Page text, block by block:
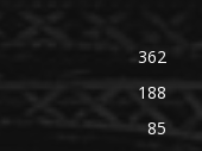
362
188
85